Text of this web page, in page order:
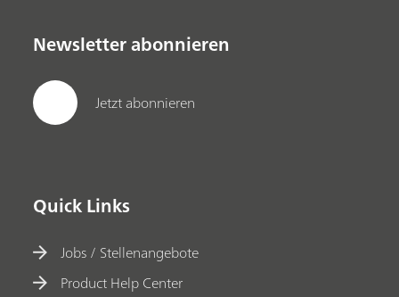
Newsletter abonnieren
Jetzt abonnieren
Quick Links
Jobs / Stellenangebote
Product Help Center